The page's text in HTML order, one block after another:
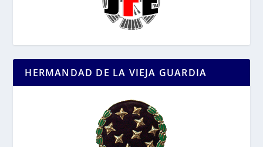
HERMANDAD DE LA VIEJA GUARDIA